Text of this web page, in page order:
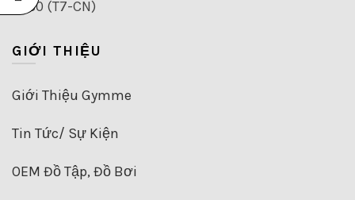
21:30 (T7-CN)
GIỚI THIỆU
Giới Thiệu Gymme
Tin Tức/ Sự Kiện
OEM Đồ Tập, Đồ Bơi